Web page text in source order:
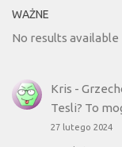
WAŻNE
No results available
Kris -
Tesli? To
27 lutego 2024